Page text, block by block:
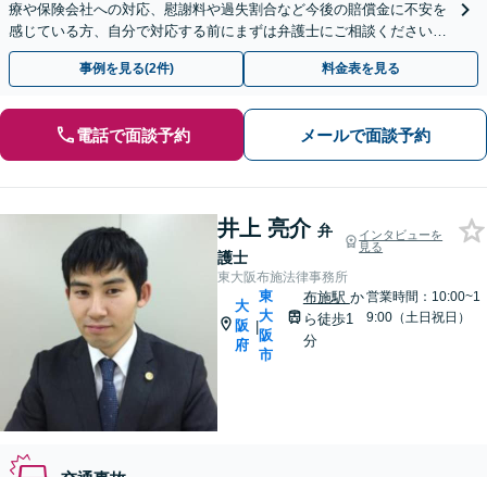
療や保険会社への対応、慰謝料や過失割合など今後の賠償金に不安を
感じている方、自分で対応する前にまずは弁護士にご相談ください。
【弁護士歴10年以上】【当日予約・夜間・休日の相談可】
事例を見る(2件) 料金表を見る
電話で面談予約 メールで面談予約
井上 亮介 弁
護士
インタビューを
見る
東大阪布施法律事務所
大
阪
府
|
東
大
阪
市
布施駅 か
ら徒歩1
分
営業時間：10:00~1
9:00（土日祝日）